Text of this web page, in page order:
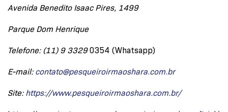
Avenida Benedito Isaac Pires, 1499
Parque Dom Henrique
Telefone: (11) 9 33290354 (Whatsapp)
E-mail: contato@pesqueiroirmaoshara.com.br
Site: https://www.pesqueiroirmaoshara.com.br/